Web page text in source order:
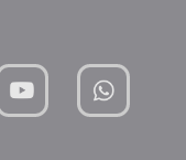
xMBTtqOwC1KKBww